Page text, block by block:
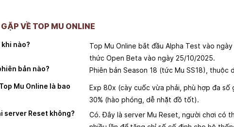
VỀ TOP MU ONLINE
nào?
Top Mu Online bắt đầu Alpha Test vào
thức Open Beta vào ngày 25/10/2025.
bản nào?
Phiên bản Season 18 (tức Mu SS18), thuộc
Mu Online là bao
Exp 80x (cày cuốc vừa phải, phù hợp đa số
30% (hào phóng, dễ nhặt đồ tốt).
server Reset không?
Có. Đây là server Mu Reset, người chơi có